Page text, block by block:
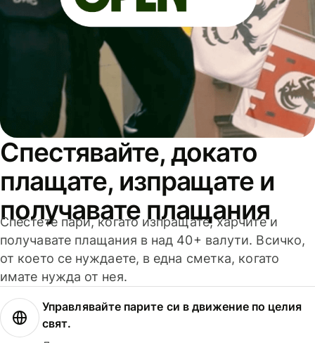
Спестявайте, докато
плащате, изпращате и
получавате плащания
Спестете пари, когато изпращате, харчите и
получавате плащания в над 40+ валути. Всичко,
от което се нуждаете, в една сметка, когато
имате нужда от нея.
Управлявайте парите си в движение по целия
свят.